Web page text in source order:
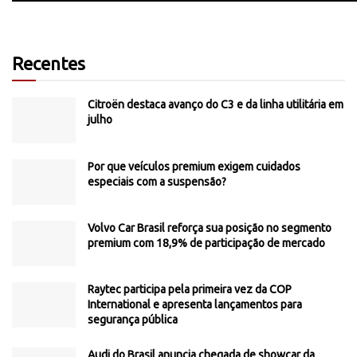
Recentes
Citroën destaca avanço do C3 e da linha utilitária em
julho
Por que veículos premium exigem cuidados
especiais com a suspensão?
Volvo Car Brasil reforça sua posição no segmento
premium com 18,9% de participação de mercado
Raytec participa pela primeira vez da COP
International e apresenta lançamentos para
segurança pública